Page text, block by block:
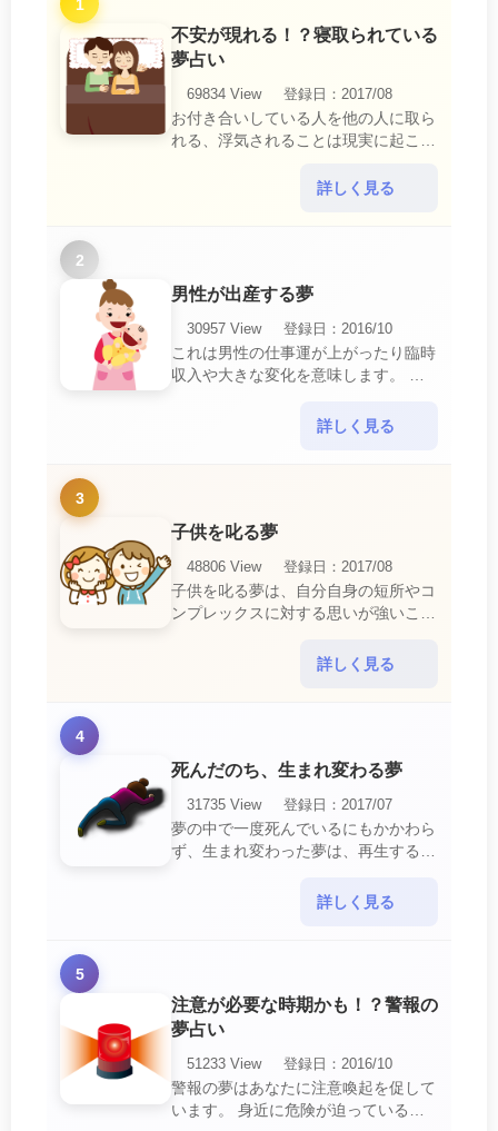
1
不安が現れる！？寝取られている
夢占い
69834 View
登録日：2017/08
お付き合いしている人を他の人に取ら
れる、浮気されることは現実に起こる
いにおいて、『寝取られている』夢
詳しく見る
2
男性が出産する夢
30957 View
登録日：2016/10
これは男性の仕事運が上がったり臨時
収入や大きな変化を意味します。 喜
ればあり得ない事が起きるのでビック
詳しく見る
3
子供を叱る夢
48806 View
登録日：2017/08
子供を叱る夢は、自分自身の短所やコ
ンプレックスに対する思いが強いこと
短所やコンプレックスを的確に認識し
詳しく見る
4
死んだのち、生まれ変わる夢
31735 View
登録日：2017/07
夢の中で一度死んでいるにもかかわら
ず、生まれ変わった夢は、再生する夢
あなたに関するすべての運気が上昇し
詳しく見る
5
注意が必要な時期かも！？警報の
夢占い
51233 View
登録日：2016/10
警報の夢はあなたに注意喚起を促して
います。 身近に危険が迫っている暗